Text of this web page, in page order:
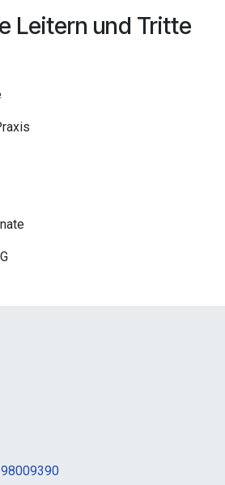
Leitern und Tritte